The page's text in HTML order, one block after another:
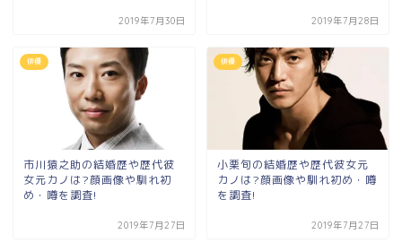
2019年7月30日 2019年7月28日
俳優
市川猿之助の結婚歴や歴代彼
女元カノは?顔画像や馴れ初
め・噂を調査!
2019年7月27日
俳優
小栗旬の結婚歴や歴代彼女元
カノは?顔画像や馴れ初め・噂
を調査!
2019年7月27日